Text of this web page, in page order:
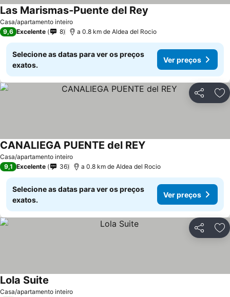
Casa/apartamento inteiro
Las Marismas-Puente del Rey
9,6 Excelente 8 a 0.8 km de Aldea del Rocio
Selecione as datas para ver os preços
exatos.
Ver preços
Partilhar
Casa/apartamento inteiro
CANALIEGA PUENTE del REY
9,1 Excelente 36 a 0.8 km de Aldea del Rocio
Selecione as datas para ver os preços
exatos.
Ver preços
Partilhar
Casa/apartamento inteiro
Lola Suite